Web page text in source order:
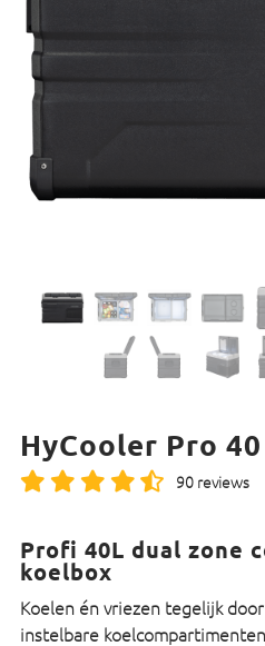
HyCooler Pro
90 reviews
Profi 40L dual zone
koelbox
Koelen én vriezen tegelijk
instelbare